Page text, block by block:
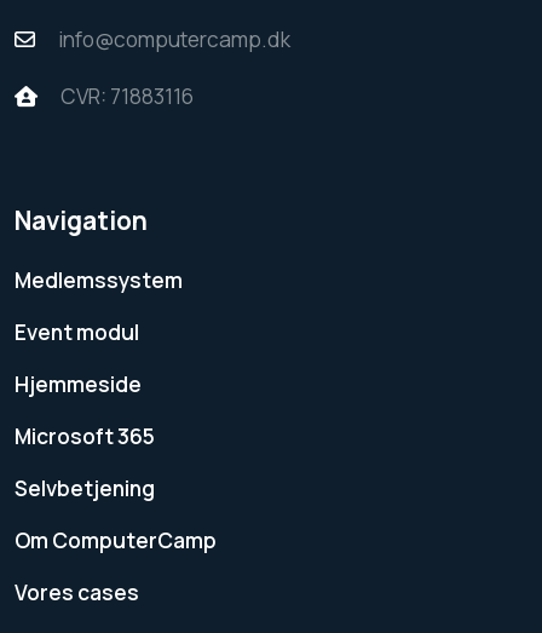
info@computercamp.dk
CVR: 71883116
Navigation
Medlemssystem
Event modul
Hjemmeside
Microsoft 365
Selvbetjening
Om ComputerCamp
Vores cases